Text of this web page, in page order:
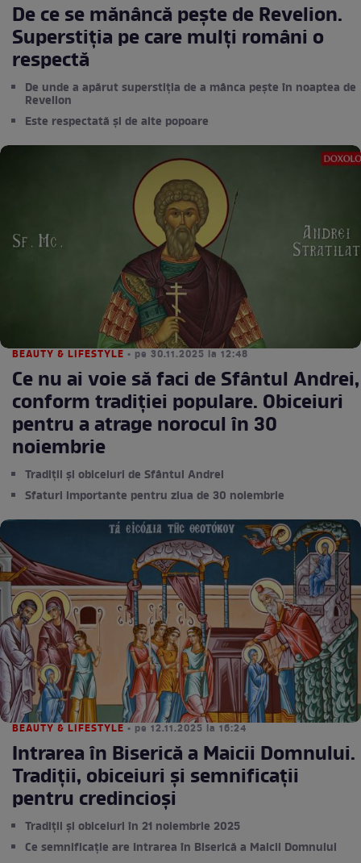
De ce se mănâncă pește de Revelion.
Superstiția pe care mulți români o
respectă
De unde a apărut superstiția de a mânca pește în noaptea de
Revelion
Este respectată și de alte popoare
BEAUTY & LIFESTYLE • pe 30.11.2025 la 12:48
Ce nu ai voie să faci de Sfântul Andrei,
conform tradiției populare. Obiceiuri
pentru a atrage norocul în 30
noiembrie
Tradiții și obiceiuri de Sfântul Andrei
Sfaturi importante pentru ziua de 30 noiembrie
BEAUTY & LIFESTYLE • pe 12.11.2025 la 16:24
Intrarea în Biserică a Maicii Domnului.
Tradiții, obiceiuri și semnificații
pentru credincioși
Tradiții și obiceiuri în 21 noiembrie 2025
Ce semnificație are Intrarea în Biserică a Maicii Domnului